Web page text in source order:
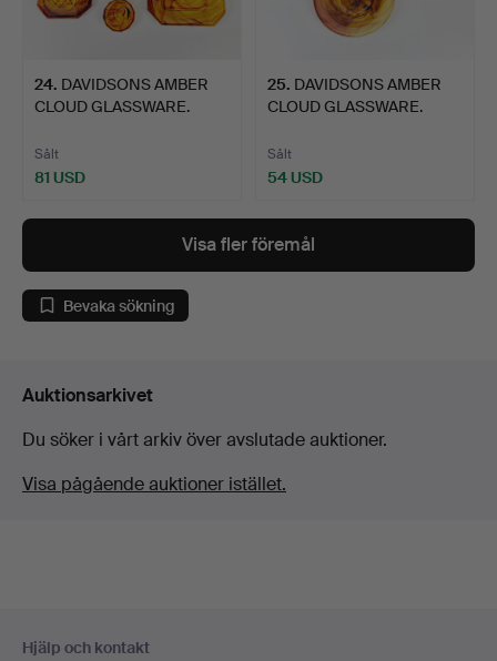
24. DAVIDSONS AMBER
CLOUD GLASSWARE.
Sålt
81 USD
25. DAVIDSONS AMBER
CLOUD GLASSWARE.
Sålt
54 USD
Visa fler föremål
Bevaka sökning
Auktionsarkivet
Du söker i vårt arkiv över avslutade auktioner.
Visa pågående auktioner istället.
Hjälp och kontakt